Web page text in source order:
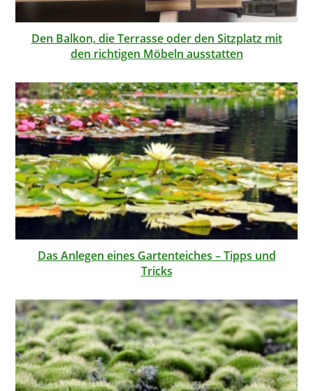
Den Balkon, die Terrasse oder den Sitzplatz mit
den richtigen Möbeln ausstatten
Das Anlegen eines Gartenteiches – Tipps und
Tricks